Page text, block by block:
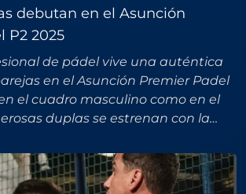
debutan en el Asunción
P2 2025
de pádel vive una auténtica
en el Asunción Premier Padel
el cuadro masculino como en el
duplas se estrenan con la